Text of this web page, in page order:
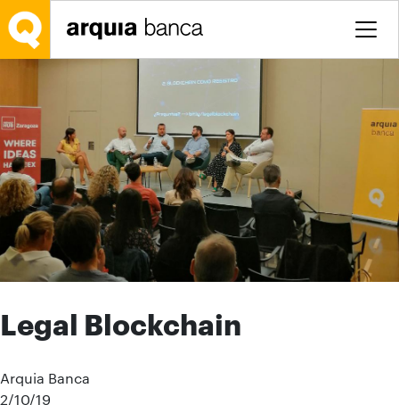
Saltar al contenido principal
Legal Blockchain
Arquia Banca
2/10/19